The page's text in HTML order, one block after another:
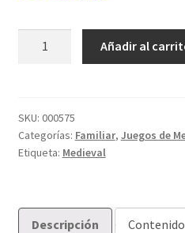
Añadir al
SKU: 000575
Categorías: Familiar, Juegos de
Etiqueta: Medieval
Descripción Contenido